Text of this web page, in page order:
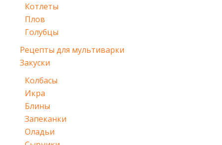
Котлеты
Плов
Голубцы
Рецепты для мультиварки
Закуски
Колбасы
Икра
Блины
Запеканки
Оладьи